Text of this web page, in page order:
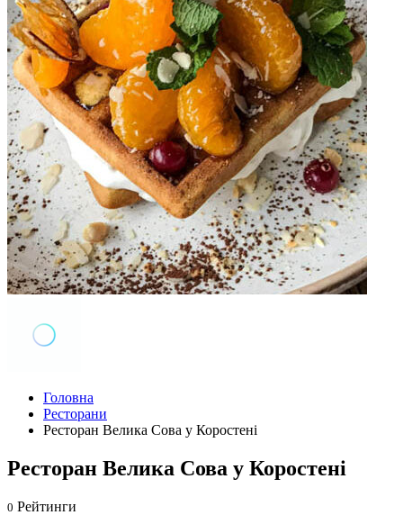
Головна
Ресторани
Ресторан Велика Сова у Коростені
Ресторан Велика Сова у Коростені
0 Рейтинги